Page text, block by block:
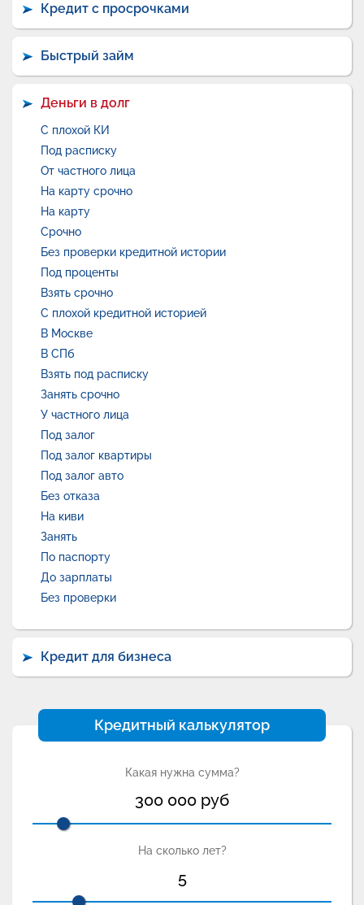
Кредит с просрочками
Быстрый займ
Деньги в долг
С плохой КИ
Под расписку
От частного лица
На карту срочно
На карту
Срочно
Без проверки кредитной истории
Под проценты
Взять срочно
С плохой кредитной историей
В Москве
В СПб
Взять под расписку
Занять срочно
У частного лица
Под залог
Под залог квартиры
Под залог авто
Без отказа
На киви
Занять
По паспорту
До зарплаты
Без проверки
Кредит для бизнеса
Кредитный калькулятор
Какая нужна сумма?
300 000 руб
На сколько лет?
5